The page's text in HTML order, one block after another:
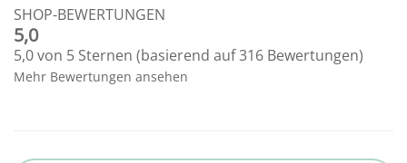
SHOP-BEWERTUNGEN
5,0
5,0 von 5 Sternen (basierend auf 316 Bewertungen)
Mehr Bewertungen ansehen